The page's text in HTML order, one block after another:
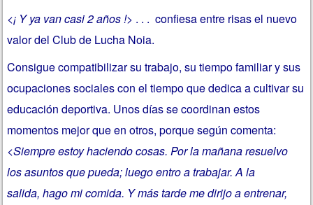
<¡ Y ya van casi 2 años !> . . . confiesa entre risas el nuevo
valor del Club de Lucha Noia.
Consigue compatibilizar su trabajo, su tiempo familiar y sus
ocupaciones sociales con el tiempo que dedica a cultivar su
educación deportiva. Unos días se coordinan estos
momentos mejor que en otros, porque según comenta:
<Siempre estoy haciendo cosas. Por la mañana resuelvo
los asuntos que pueda; luego entro a trabajar. A la
salida, hago mi comida. Y más tarde me dirijo a entrenar,